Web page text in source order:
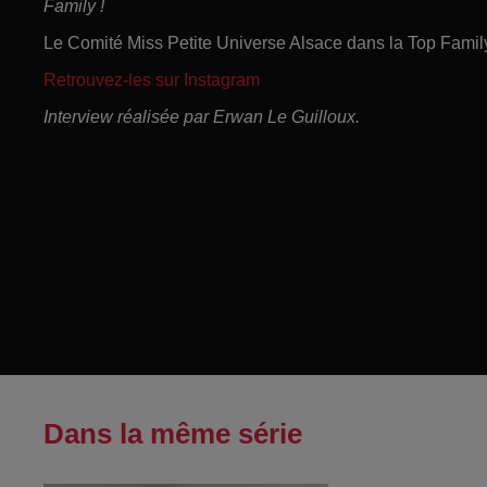
Family !
Le Comité Miss Petite Universe Alsace dans la Top
Retrouvez-les sur Instagram
Interview réalisée par Erwan Le Guilloux.
Dans la même série